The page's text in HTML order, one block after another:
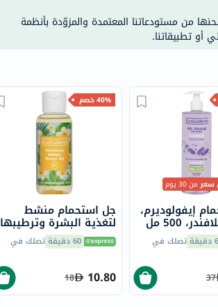
من مستودعاتنا المعتمدة والمزوّدة بأنظمة
أو تطبيقاتنا.
40% خصم
جل استحمام منشط
لتغذية البشرة وترطيبها
مونوي إيفولوديرم، 100
مل 60 دقيقة تصلك في
10.80
18
سعرمن 30 يوم
إيفولوديرم،
500 مل
تصلك في
37